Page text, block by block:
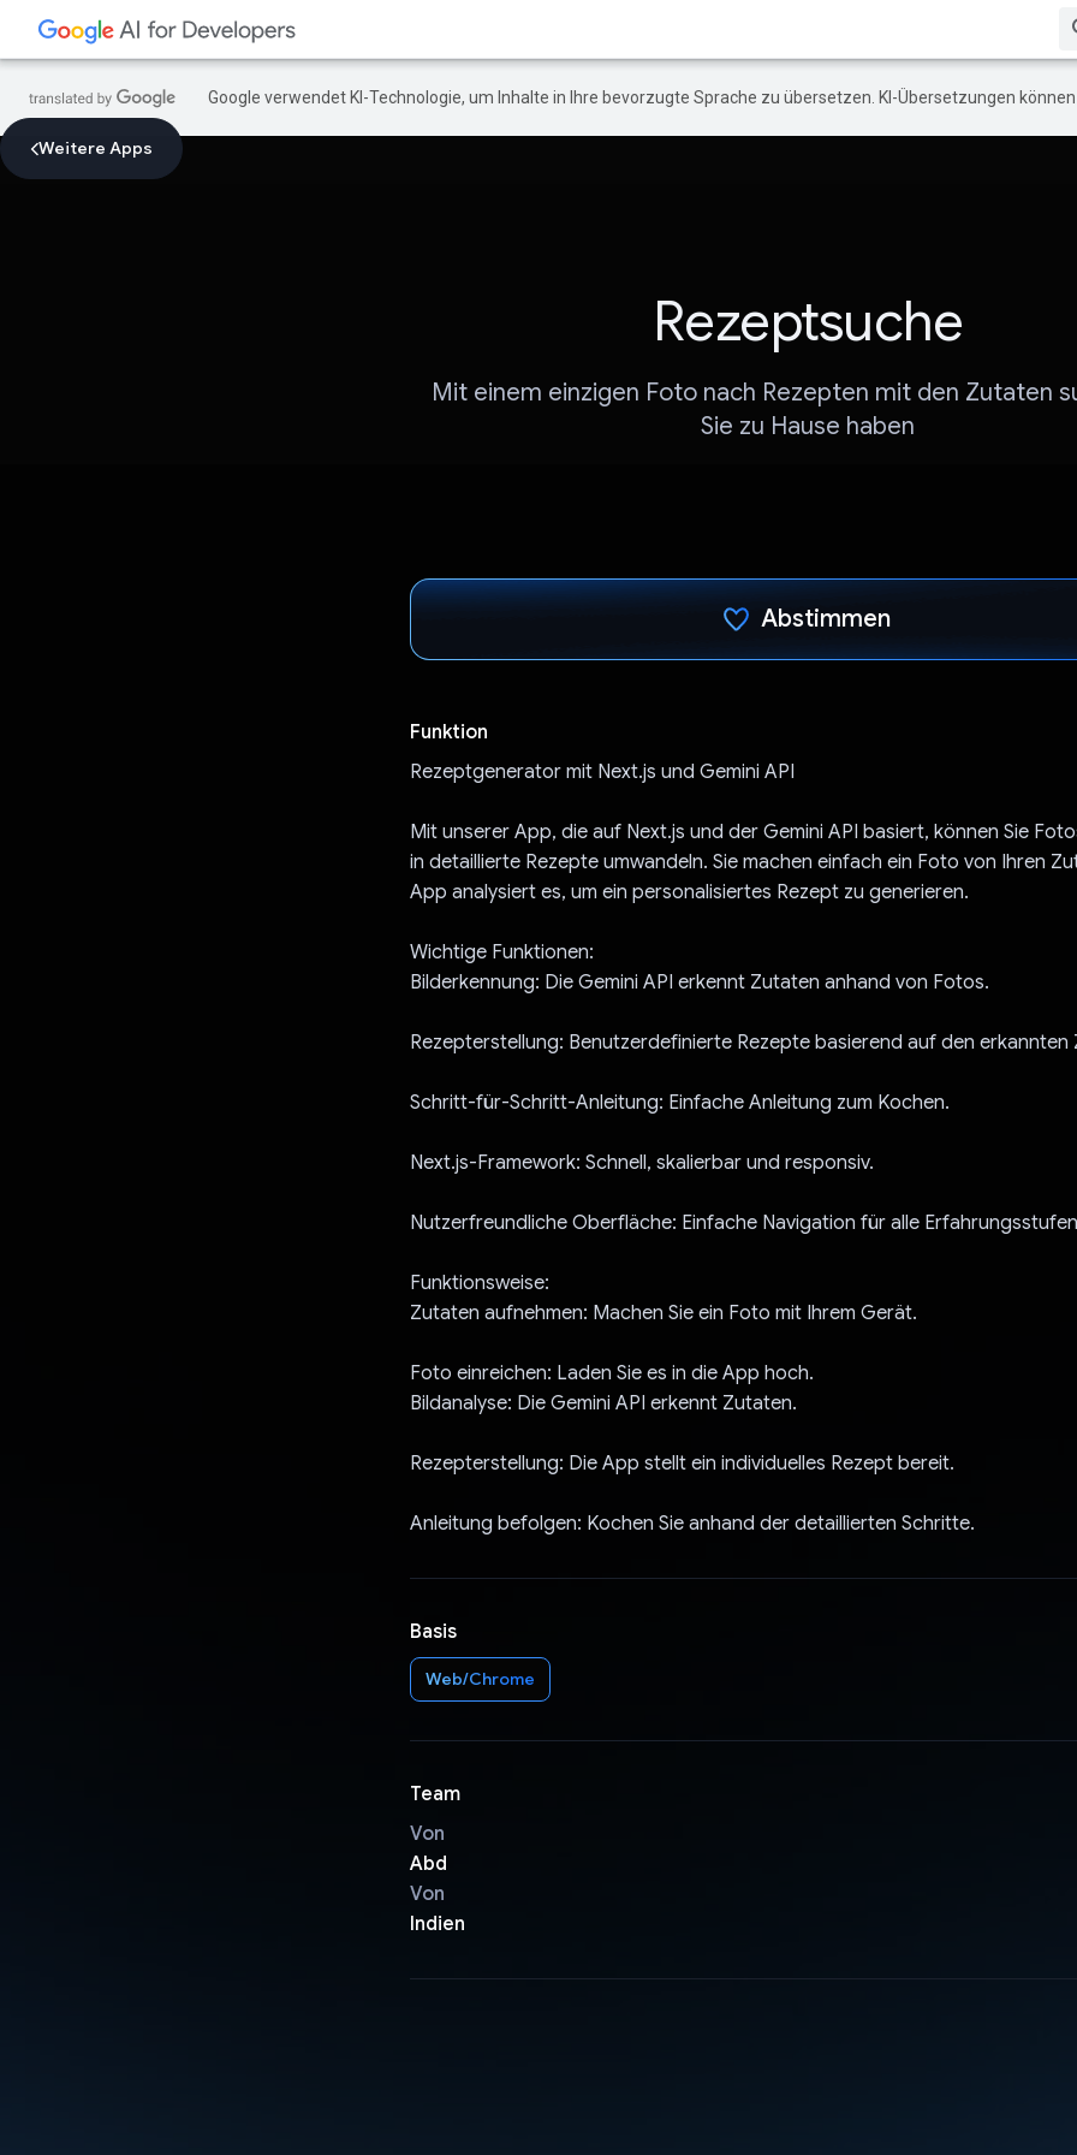
Google verwendet KI-Technologie, um Inhalte in Ihre bevorzugte Sprache zu übersetzen. KI-Übersetzungen
Weitere Apps
Rezeptsuche
Mit einem einzigen Foto nach Rezepten mit den Zutaten
Sie zu Hause haben
Abstimmen
Funktion
Rezeptgenerator mit Next.js und Gemini API
Mit unserer App, die auf Next.js und der Gemini API basiert, können Sie
in detaillierte Rezepte umwandeln. Sie machen einfach ein Foto von Ihren
App analysiert es, um ein personalisiertes Rezept zu generieren.
Wichtige Funktionen:
Bilderkennung: Die Gemini API erkennt Zutaten anhand von Fotos.
Rezepterstellung: Benutzerdefinierte Rezepte basierend auf den erkannten
Schritt-für-Schritt-Anleitung: Einfache Anleitung zum Kochen.
Next.js-Framework: Schnell, skalierbar und responsiv.
Nutzerfreundliche Oberfläche: Einfache Navigation für alle
Funktionsweise:
Zutaten aufnehmen: Machen Sie ein Foto mit Ihrem Gerät.
Foto einreichen: Laden Sie es in die App hoch.
Bildanalyse: Die Gemini API erkennt Zutaten.
Rezepterstellung: Die App stellt ein individuelles Rezept bereit.
Anleitung befolgen: Kochen Sie anhand der detaillierten Schritte.
Basis
Web/Chrome
Team
Von
Abd
Von
Indien